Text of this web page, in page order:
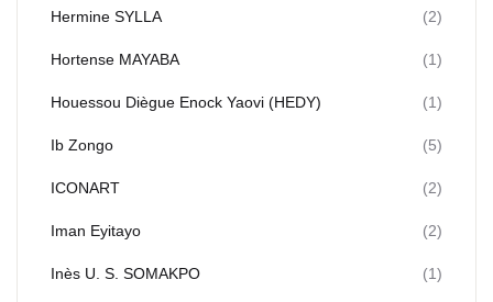
Hermine SYLLA (2)
Hortense MAYABA (1)
Houessou Diègue Enock Yaovi (HEDY) (1)
Ib Zongo (5)
ICONART (2)
Iman Eyitayo (2)
Inès U. S. SOMAKPO (1)